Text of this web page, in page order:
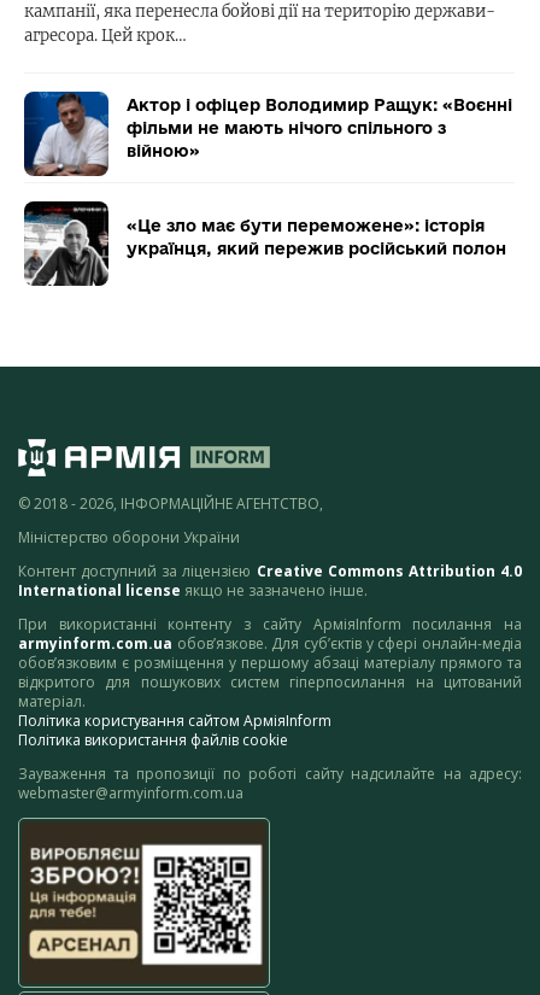
кампанії, яка перенесла бойові дії на територію держави-
агресора. Цей крок…
Актор і офіцер Володимир Ращук: «Воєнні
фільми не мають нічого спільного з
війною»
«Це зло має бути переможене»: історія
українця, який пережив російський полон
© 2018 - 2026, ІНФОРМАЦІЙНЕ АГЕНТСТВО,
Міністерство оборони України
Контент доступний за ліцензією Creative Commons Attribution 4.0
International license якщо не зазначено інше.
При використанні контенту з сайту АрміяInform посилання на
armyinform.com.ua обов’язкове. Для суб’єктів у сфері онлайн-медіа
обов’язковим є розміщення у першому абзаці матеріалу прямого та
відкритого для пошукових систем гіперпосилання на цитований
матеріал.
Політика користування сайтом АрміяInform
Політика використання файлів cookie
Зауваження та пропозиції по роботі сайту надсилайте на адресу:
webmaster@armyinform.com.ua